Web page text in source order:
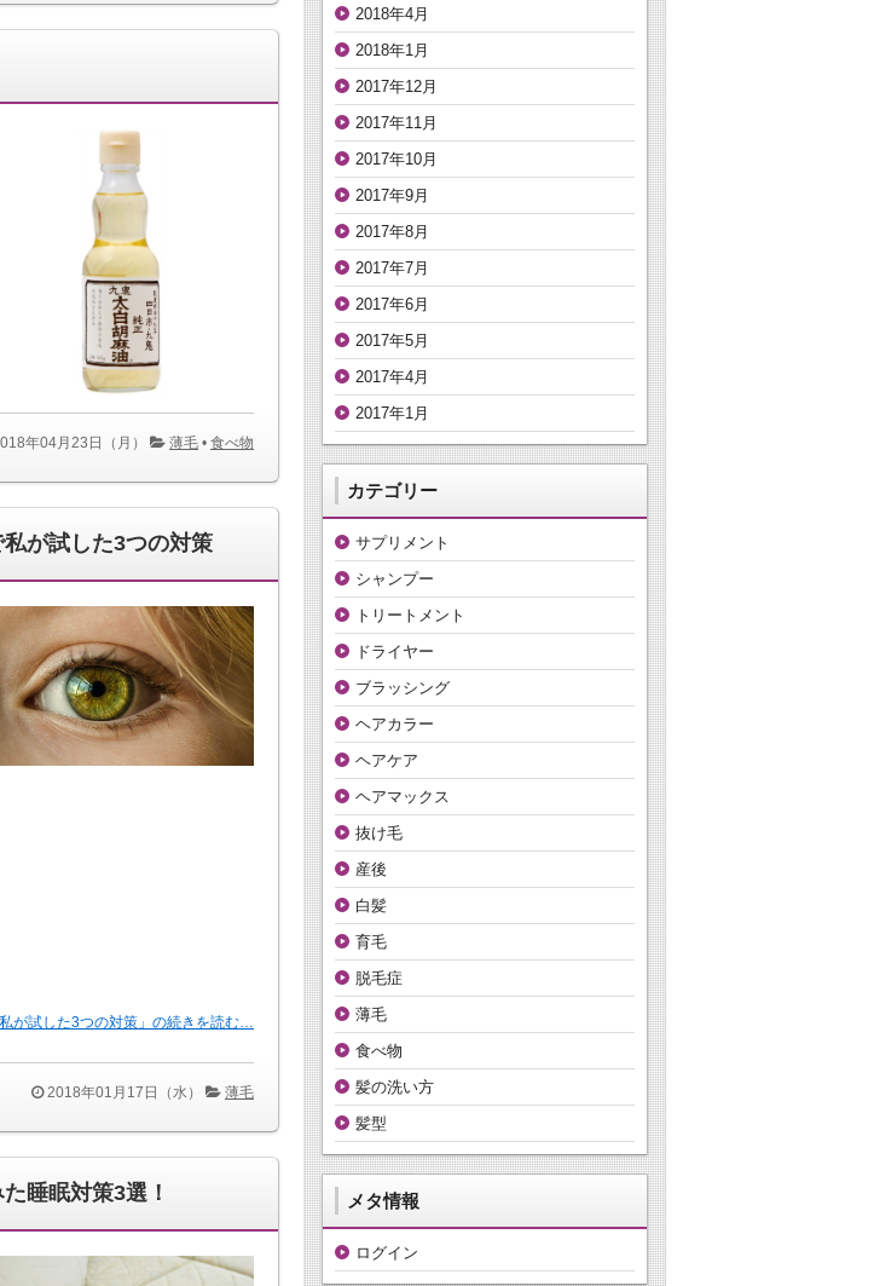
年04月23日（月） 薄毛 • 食べ物
が試した3つの対策
が試した3つの対策」の続きを読む…
2018年01月17日（水） 薄毛
睡眠対策3選！
2018年4月
2018年1月
2017年12月
2017年11月
2017年10月
2017年9月
2017年8月
2017年7月
2017年6月
2017年5月
2017年4月
2017年1月
カテゴリー
サプリメント
シャンプー
トリートメント
ドライヤー
ブラッシング
ヘアカラー
ヘアケア
ヘアマックス
抜け毛
産後
白髪
育毛
脱毛症
薄毛
食べ物
髪の洗い方
髪型
メタ情報
ログイン